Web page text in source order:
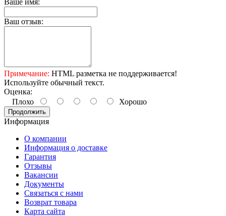
Ваш отзыв:
Примечание: HTML разметка не поддерживается!
Используйте обычный текст.
Оценка:
Плохо
Хорошо
Продолжить
Информация
О компании
Информация о доставке
Гарантия
Отзывы
Вакансии
Документы
Связаться с нами
Возврат товара
Карта сайта